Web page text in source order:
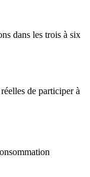
dans les trois à six
de participer à